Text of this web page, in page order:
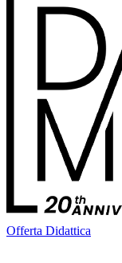
Offerta Didattica